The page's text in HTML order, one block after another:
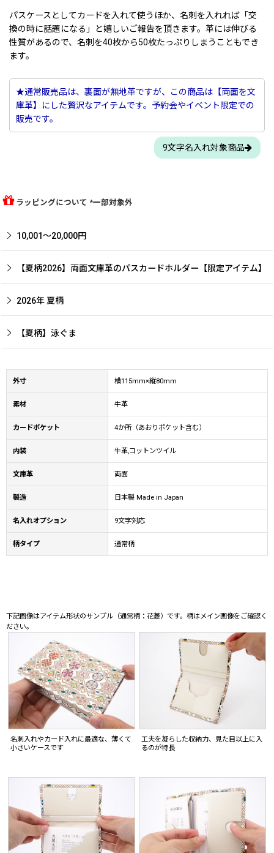
パスケースとしてカードを入れて使うほか、名刺を入れれば「交
換の時に話題になる」と嬉しいご報告を頂きます。革には伸びる
性質があるので、名刺を40枚から50枚たっぷりしまうこともでき
ます。
★通常販売品は、裏面が無地革ですが、この商品は【両面を文
庫革】にした贅沢なアイテムです。予約会やイベント限定での
販売です。
9文字名入れ対象商品
ラッピングについて *一部対象外
10,001〜20,000円
【夏柄2026】両面文庫革のパスカードホルダー【限定アイテム】
2026年 夏柄
【夏柄】泳ぐま
外寸 横115mm×縦80mm
素材 牛革
カードポケット 4か所（あおりポケット含む）
内装 牛革,コットンツイル
文庫革 両面
製造 日本製 Made in Japan
名入れオプション 9文字対応
柄タイプ 通常柄
下記画像はアイテム形状のサンプル（通常柄：花菱）です。柄はメイン画像をご確認く
ださい。
名刺入れやカード入れに最適な、薄くて
小さいケースです
工夫を凝らした収納力、見た目以上に入
るのが特長